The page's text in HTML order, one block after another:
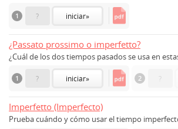
1 ? iniciar»
¿Passato prossimo o imperfetto?
¿Cuál de los dos tiempos pasados ​​se usa en
1 ? iniciar» 2 ?
Imperfetto (Imperfecto)
Prueba cuándo y cómo usar el tiempo